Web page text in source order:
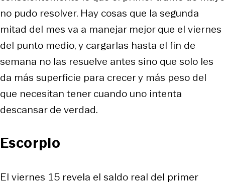
no pudo resolver. Hay cosas que la segunda
mitad del mes va a manejar mejor que el viernes
del punto medio, y cargarlas hasta el fin de
semana no las resuelve antes sino que solo les
da más superficie para crecer y más peso del
que necesitan tener cuando uno intenta
descansar de verdad.
Escorpio
El viernes 15 revela el saldo real del primer